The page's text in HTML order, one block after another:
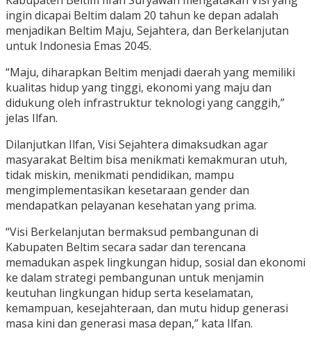
ingin dicapai Beltim dalam 20 tahun ke depan adalah
menjadikan Beltim Maju, Sejahtera, dan Berkelanjutan
untuk Indonesia Emas 2045.
“Maju, diharapkan Beltim menjadi daerah yang memiliki
kualitas hidup yang tinggi, ekonomi yang maju dan
didukung oleh infrastruktur teknologi yang canggih,”
jelas Ilfan.
Dilanjutkan Ilfan, Visi Sejahtera dimaksudkan agar
masyarakat Beltim bisa menikmati kemakmuran utuh,
tidak miskin, menikmati pendidikan, mampu
mengimplementasikan kesetaraan gender dan
mendapatkan pelayanan kesehatan yang prima.
“Visi Berkelanjutan bermaksud pembangunan di
Kabupaten Beltim secara sadar dan terencana
memadukan aspek lingkungan hidup, sosial dan ekonomi
ke dalam strategi pembangunan untuk menjamin
keutuhan lingkungan hidup serta keselamatan,
kemampuan, kesejahteraan, dan mutu hidup generasi
masa kini dan generasi masa depan,” kata Ilfan.